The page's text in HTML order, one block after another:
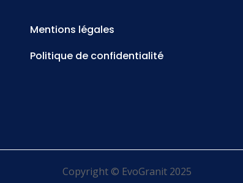
Mentions légales
Politique de confidentialité
Copyright © EvoGranit 2025